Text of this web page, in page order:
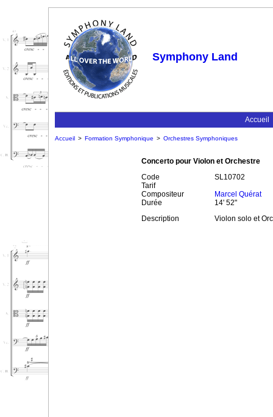
Symphony Land
Accueil
Accueil > Formation Symphonique > Orchestres Symphoniques
Concerto pour Violon et Orchestre
Code
SL10702
Tarif
Compositeur
Marcel Quérat
Durée
14' 52"
Description
Violon solo et